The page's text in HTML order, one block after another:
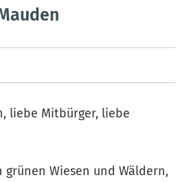
liebe Mitbürger, liebe
Wiesen und Wäldern,